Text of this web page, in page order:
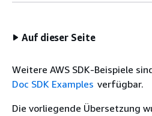
Auf dieser Seite
Weitere AWS SDK-Beispiele
Doc SDK Examples verfügbar.
Die vorliegende Übersetzung